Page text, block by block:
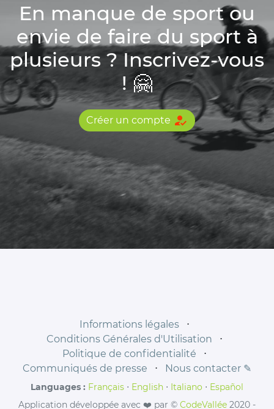
En manque de sport ou
envie de faire du sport à
plusieurs ? Inscrivez-vous
! 🤗
Créer un compte how_to_reg
Informations légales
⋅
Conditions Générales d'Utilisation
⋅
Politique de confidentialité
⋅
Communiqués de presse
⋅ Nous contacter ✎
Languages : Français ⋅ English ⋅ Italiano ⋅ Español
Application développée avec ❤️ par © CodeVallée 2020 -